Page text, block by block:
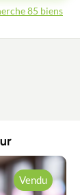
85 biens
Vendu